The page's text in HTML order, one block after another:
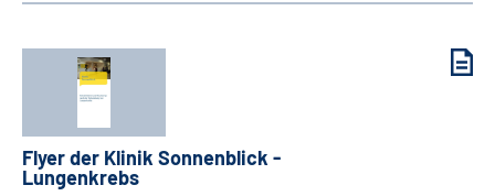
Flyer der Klinik Sonnenblick -
Lungenkrebs